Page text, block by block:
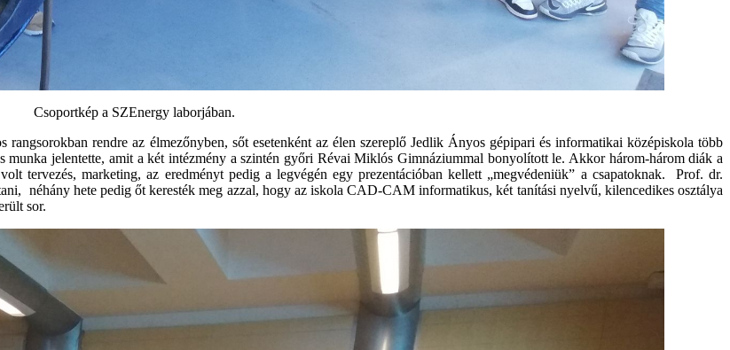
Csoportkép a SZEnergy laborjában.
rendre az élmezőnyben, sőt esetenként az élen szereplő Jedlik Ányos gépipari és informatikai középiskola több
munka jelentette, amit a két intézmény a szintén győri Révai Miklós Gimnáziummal bonyolított le. Akkor három-három diák a
tervezés, marketing, az eredményt pedig a legvégén egy prezentációban kellett „megvédeniük” a csapatoknak. Prof. dr.
néhány hete pedig őt keresték meg azzal, hogy az iskola CAD-CAM informatikus, két tanítási nyelvű, kilencedikes osztálya
sor.